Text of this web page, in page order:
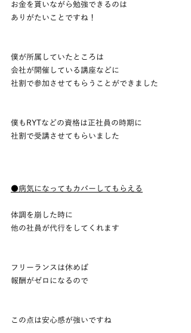
お金を貰いながら勉強できるのは
ありがたいことですね！
僕が所属していたところは
会社が開催している講座などに
社割で参加させてもらうことができました
僕もRYTなどの資格は正社員の時期に
社割で受講させてもらいました
●病気になってもカバーしてもらえる
体調を崩した時に
他の社員が代行をしてくれます
フリーランスは休めば
報酬がゼロになるので
この点は安心感が強いですね